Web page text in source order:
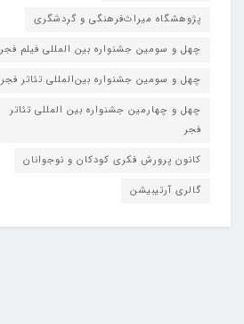
پژوهشگاه میراث‌فرهنگی و گردشگری
چهل و سومین جشنواره بین المللی فیلم فجر
چهل و سومین جشنواره بین‌المللی تئاتر فجر
چهل و چهارمین جشنواره بین المللی تئاتر
فجر
کانون پرورش فکری کودکان و نوجوانان
گالری آرتیبیشن